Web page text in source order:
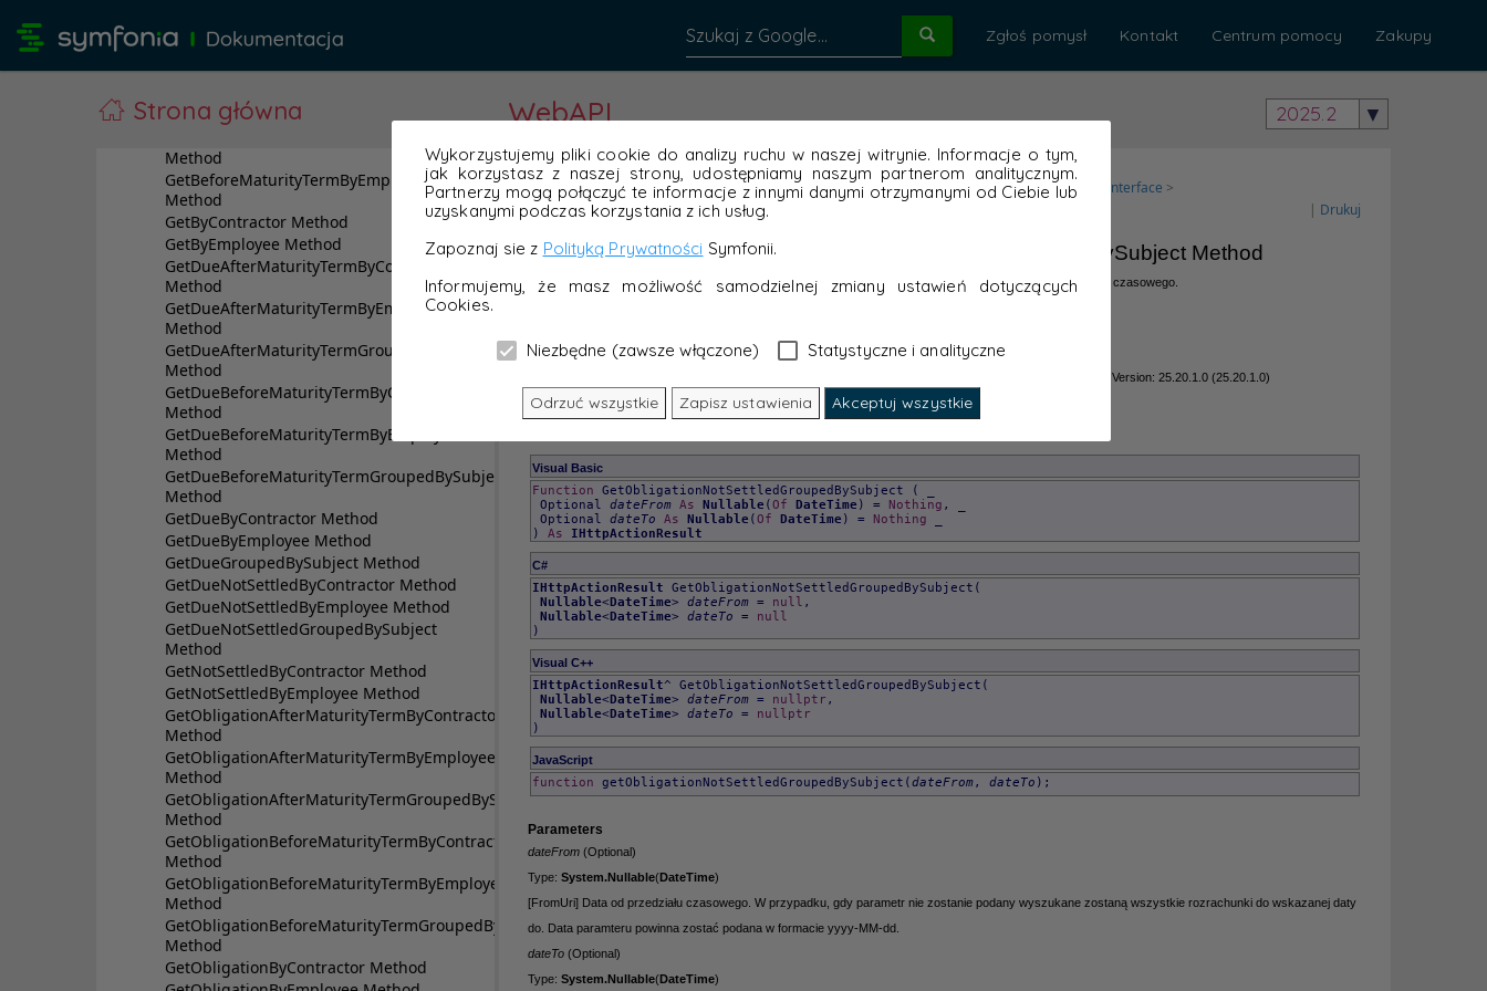
Wykorzystujemy pliki cookie do analizy ruchu w naszej witrynie. Informacje o tym,
jak korzystasz z naszej strony, udostępniamy naszym partnerom analitycznym.
Partnerzy mogą połączyć te informacje z innymi danymi otrzymanymi od Ciebie lub
uzyskanymi podczas korzystania z ich usług.
Zapoznaj sie z Polityką Prywatności Symfonii.
Informujemy, że masz możliwość samodzielnej zmiany ustawień dotyczących
Cookies.
Niezbędne (zawsze włączone) Statystyczne i analityczne
Odrzuć wszystkie Zapisz ustawienia Akceptuj wszystkie
Zgłoś pomysł Kontakt Centrum pomocy Zakupy
Strona główna WebAPI 2025.2